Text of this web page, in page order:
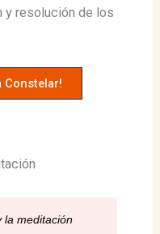
y resolución de los
Constelar!
la meditación